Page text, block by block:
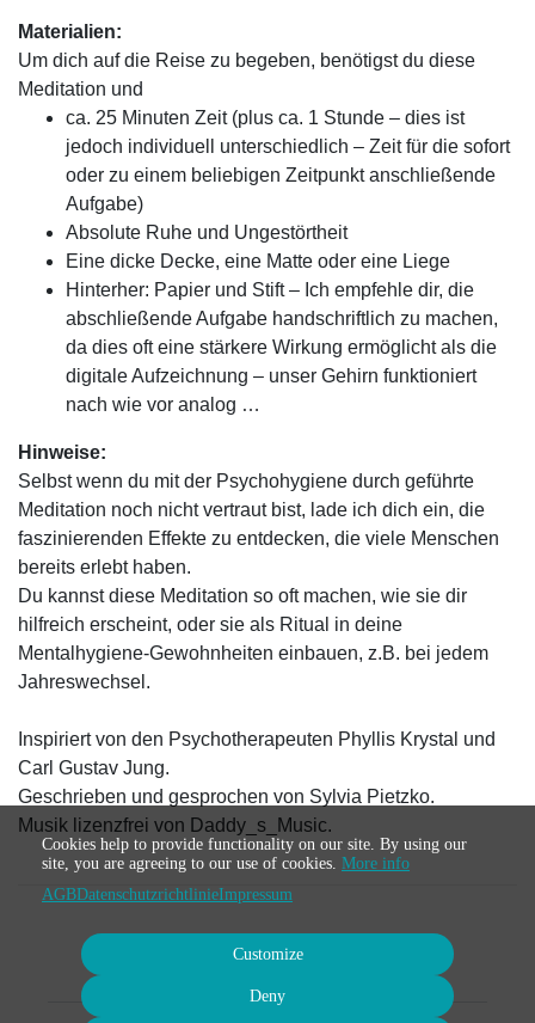
Materialien:
Um dich auf die Reise zu begeben, benötigst du diese
Meditation und
ca. 25 Minuten Zeit (plus ca. 1 Stunde – dies ist
jedoch individuell unterschiedlich – Zeit für die sofort
oder zu einem beliebigen Zeitpunkt anschließende
Aufgabe)
Absolute Ruhe und Ungestörtheit
Eine dicke Decke, eine Matte oder eine Liege
Hinterher: Papier und Stift – Ich empfehle dir, die
abschließende Aufgabe handschriftlich zu machen,
da dies oft eine stärkere Wirkung ermöglicht als die
digitale Aufzeichnung – unser Gehirn funktioniert
nach wie vor analog …
Hinweise:
Selbst wenn du mit der Psychohygiene durch geführte
Meditation noch nicht vertraut bist, lade ich dich ein, die
faszinierenden Effekte zu entdecken, die viele Menschen
bereits erlebt haben.
Du kannst diese Meditation so oft machen, wie sie dir
hilfreich erscheint, oder sie als Ritual in deine
Mentalhygiene-Gewohnheiten einbauen, z.B. bei jedem
Jahreswechsel.
Inspiriert von den Psychotherapeuten Phyllis Krystal und
Carl Gustav Jung.
Geschrieben und gesprochen von Sylvia Pietzko.
Musik lizenzfrei von Daddy_s_Music.
Cookies help to provide functionality on our site. By using our
site, you are agreeing to our use of cookies. More info
AGBDatenschutzrichtlinieImpressum
Customize
Deny